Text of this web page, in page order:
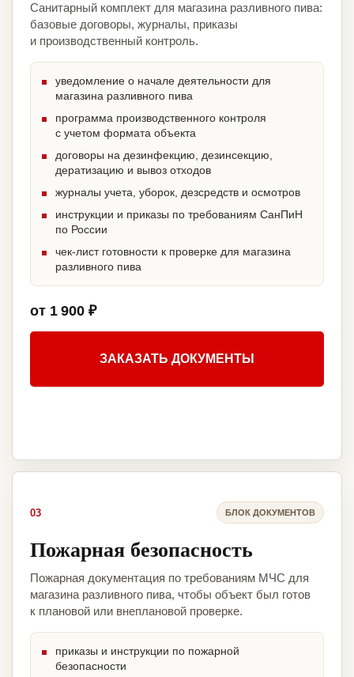
Санитарный комплект для магазина разливного пива:
базовые договоры, журналы, приказы
и производственный контроль.
уведомление о начале деятельности для
магазина разливного пива
программа производственного контроля
с учетом формата объекта
договоры на дезинфекцию, дезинсекцию,
дератизацию и вывоз отходов
журналы учета, уборок, дезсредств и осмотров
инструкции и приказы по требованиям СанПиН
по России
чек-лист готовности к проверке для магазина
разливного пива
от 1 900 ₽
ЗАКАЗАТЬ ДОКУМЕНТЫ
03 БЛОК ДОКУМЕНТОВ
Пожарная безопасность
Пожарная документация по требованиям МЧС для
магазина разливного пива, чтобы объект был готов
к плановой или внеплановой проверке.
приказы и инструкции по пожарной
безопасности